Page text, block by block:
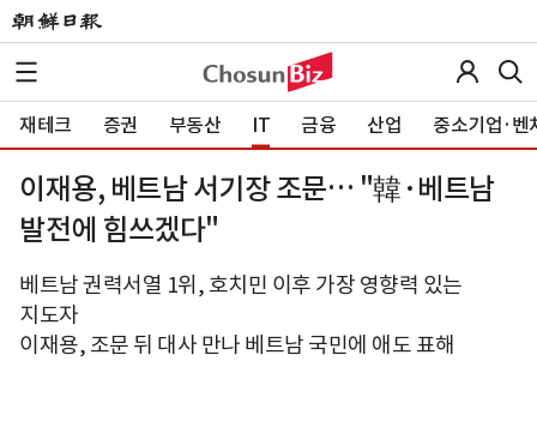
재테크 증권 부동산 IT 금융 산업 중소기업·벤
이재용, 베트남 서기장 조문… "韓·베트남
발전에 힘쓰겠다"
베트남 권력서열 1위, 호치민 이후 가장 영향력 있는
지도자
이재용, 조문 뒤 대사 만나 베트남 국민에 애도 표해